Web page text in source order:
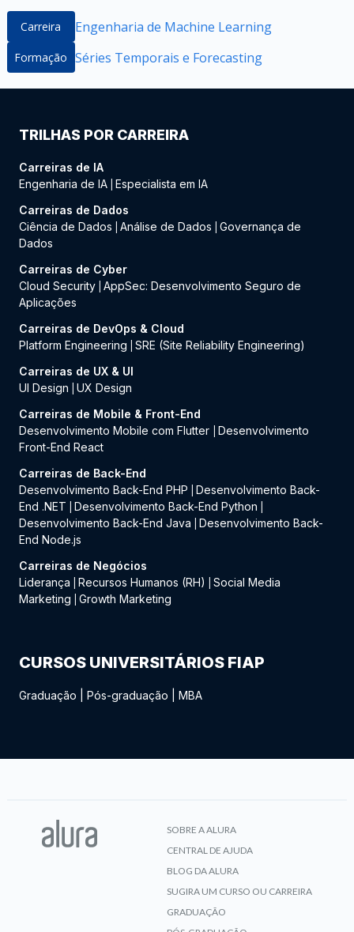
Carreira Engenharia de Machine Learning
Formação Séries Temporais e Forecasting
TRILHAS POR CARREIRA
Carreiras de IA
Engenharia de IA Especialista em IA
Carreiras de Dados
Ciência de Dados
Análise de Dados
Governança de
Dados
Carreiras de Cyber
Cloud Security AppSec: Desenvolvimento Seguro de
Aplicações
Carreiras de DevOps & Cloud
Platform Engineering
SRE (Site Reliability Engineering)
Carreiras de UX & UI
UI Design
UX Design
Carreiras de Mobile & Front-End
Desenvolvimento Mobile com Flutter
Desenvolvimento
Front-End React
Carreiras de Back-End
Desenvolvimento Back-End PHP
Desenvolvimento Back-
End .NET
Desenvolvimento Back-End Python
Desenvolvimento Back-End Java
Desenvolvimento Back-
End Node.js
Carreiras de Negócios
Liderança
Recursos Humanos (RH)
Social Media
Marketing
Growth Marketing
CURSOS UNIVERSITÁRIOS FIAP
Graduação Pós-graduação MBA
SOBRE A ALURA
CENTRAL DE AJUDA
BLOG DA ALURA
SUGIRA UM CURSO OU CARREIRA
GRADUAÇÃO